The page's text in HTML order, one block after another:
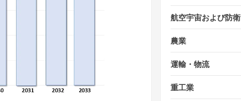
航空宇宙および防衛
農業
運輸・物流
重工業